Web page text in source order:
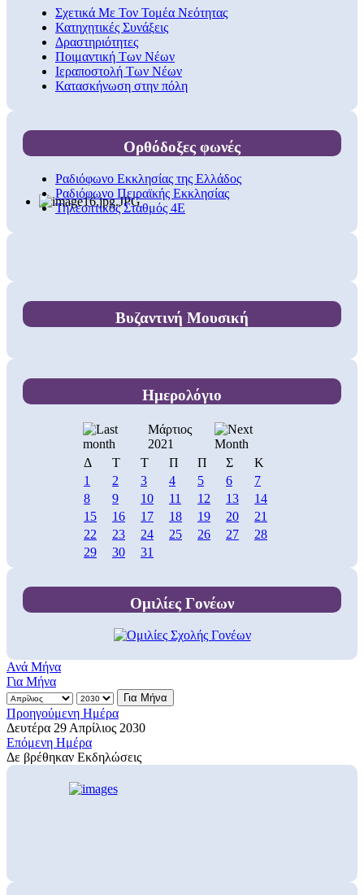
Σχετικά Με Τον Τομέα Νεότητας
Κατηχητικές Συνάξεις
Δραστηριότητες
Ποιμαντική Των Νέων
Ιεραποστολή Των Νέων
Κατασκήνωση στην πόλη
Ορθόδοξες φωνές
Ραδιόφωνο Εκκλησίας της Ελλάδος
Ραδιόφωνο Πειραϊκής Εκκλησίας
Τηλεοπτικός Σταθμός 4Ε
Βυζαντινή Μουσική
Ημερολόγιο
Μάρτιος
2021
Δ
Τ Τ Π Π Σ
Κ
1
2 3 4 5 6
7
8
9 10 11 12 13
14
15
16 17 18 19 20
21
22
23 24 25 26 27
28
29
30 31
Ομιλίες Γονέων
Ανά Μήνα
Για Μήνα
Για Μήνα
Προηγούμενη Ημέρα
Δευτέρα 29 Απρίλιος 2030
Επόμενη Ημέρα
Δε βρέθηκαν Εκδηλώσεις